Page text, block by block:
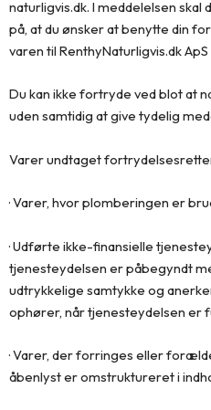
naturligvis.dk. I meddelelsen
på, at du ønsker at benytte din
varen til RenthyNaturligvis.dk
Du kan ikke fortryde ved blot at
uden samtidig at give tydelig
Varer undtaget
· Varer, hvor plomberingen er
· Udførte ikke-finansielle
tjenesteydelsen er påbegyndt
udtrykkelige samtykke og
ophører, når tjenesteydelsen er
· Varer, der forringes eller
åbenlyst er omstruktureret i